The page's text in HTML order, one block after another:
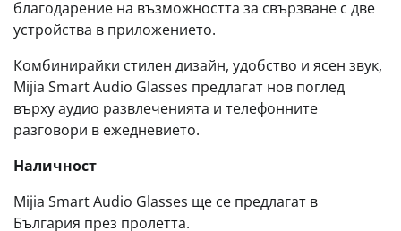
благодарение на възможността за свързване с две
устройства в приложението.
Комбинирайки стилен дизайн, удобство и ясен звук,
Mijia Smart Audio Glasses предлагат нов поглед
върху аудио развлеченията и телефонните
разговори в ежедневието.
Наличност
Mijia Smart Audio Glasses ще се предлагат в
България през пролетта.